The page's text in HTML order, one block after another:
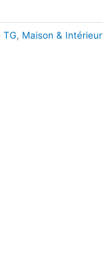
TG, Maison & Intérieur